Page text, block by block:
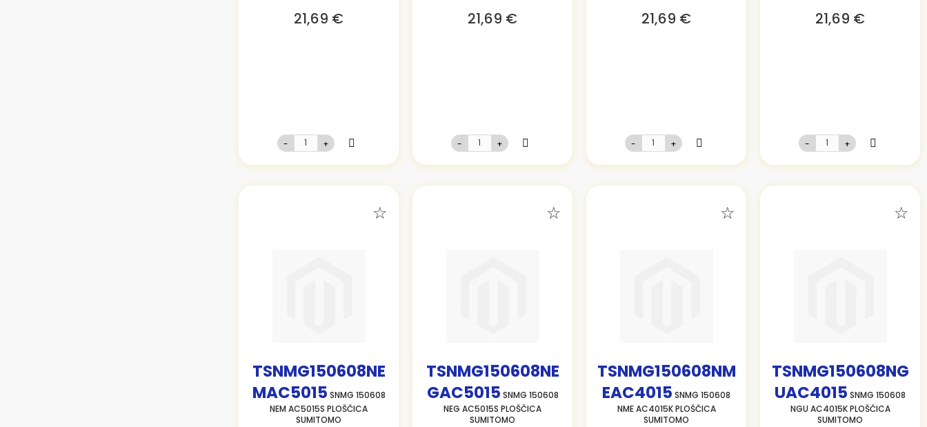
21,69 €
- +
21,69 €
- +
21,69 €
- +
21,69 €
- +
TSNMG150608NE
MAC5015 SNMG 150608
NEM AC5015S PLOŠČICA
SUMITOMO
TSNMG150608NE
GAC5015 SNMG 150608
NEG AC5015S PLOŠČICA
SUMITOMO
TSNMG150608NM
EAC4015 SNMG 150608
NME AC4015K PLOŠČICA
SUMITOMO
TSNMG150608NG
UAC4015 SNMG 150608
NGU AC4015K PLOŠČICA
SUMITOMO